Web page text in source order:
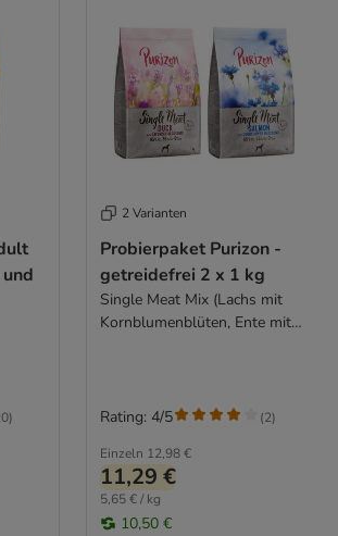
)
2 Varianten
Probierpaket Purizon -
getreidefrei 2 x 1 kg
Single Meat Mix (Lachs mit
Kornblumenblüten, Ente mit
Einzeln 12,98 €
11,29 €
5,65 € / kg
10,50 €
Rating: 4/5 (2)